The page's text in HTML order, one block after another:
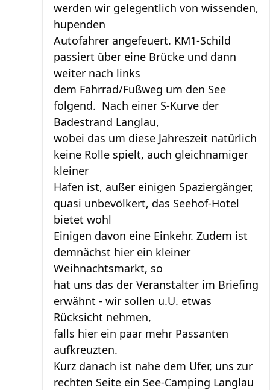
werden wir gelegentlich von wissenden,
hupenden
Autofahrer angefeuert. KM1-Schild
passiert über eine Brücke und dann
weiter nach links
dem Fahrrad/Fußweg um den See
folgend. Nach einer S-Kurve der
Badestrand Langlau,
wobei das um diese Jahreszeit natürlich
keine Rolle spielt, auch gleichnamiger
kleiner
Hafen ist, außer einigen Spaziergänger,
quasi unbevölkert, das Seehof-Hotel
bietet wohl
Einigen davon eine Einkehr. Zudem ist
demnächst hier ein kleiner
Weihnachtsmarkt, so
hat uns das der Veranstalter im Briefing
erwähnt - wir sollen u.U. etwas
Rücksicht nehmen,
falls hier ein paar mehr Passanten
aufkreuzten.
Kurz danach ist nahe dem Ufer, uns zur
rechten Seite ein See-Camping Langlau